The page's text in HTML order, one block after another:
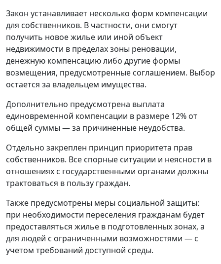
Закон устанавливает несколько форм компенсации
для собственников. В частности, они смогут
получить новое жилье или иной объект
недвижимости в пределах зоны реновации,
денежную компенсацию либо другие формы
возмещения, предусмотренные соглашением. Выбор
остается за владельцем имущества.
Дополнительно предусмотрена выплата
единовременной компенсации в размере 12% от
общей суммы — за причиненные неудобства.
Отдельно закреплен принцип приоритета прав
собственников. Все спорные ситуации и неясности в
отношениях с государственными органами должны
трактоваться в пользу граждан.
Также предусмотрены меры социальной защиты:
при необходимости переселения гражданам будет
предоставляться жилье в подготовленных зонах, а
для людей с ограниченными возможностями — с
учетом требований доступной среды.